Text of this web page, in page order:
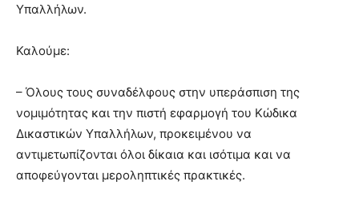
Υπαλλήλων.
Καλούμε:
– Όλους τους συναδέλφους στην υπεράσπιση της
νομιμότητας και την πιστή εφαρμογή του Κώδικα
Δικαστικών Υπαλλήλων, προκειμένου να
αντιμετωπίζονται όλοι δίκαια και ισότιμα και να
αποφεύγονται μεροληπτικές πρακτικές.